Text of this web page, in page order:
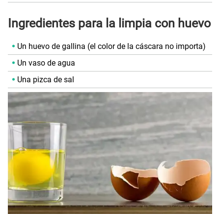
Ingredientes para la limpia con huevo
Un huevo de gallina (el color de la cáscara no importa)
Un vaso de agua
Una pizca de sal